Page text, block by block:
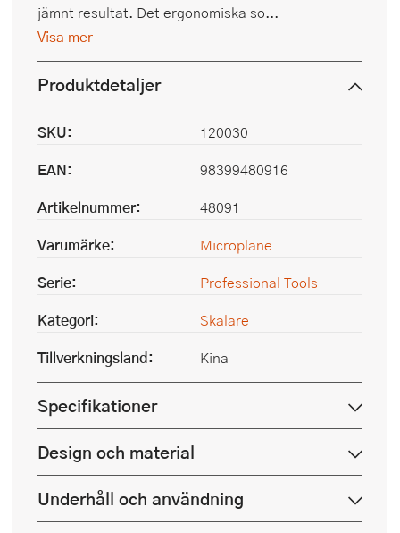
jämnt resultat. Det ergonomiska so...
Visa mer
Produktdetaljer
SKU:
120030
EAN:
98399480916
Artikelnummer:
48091
Varumärke:
Microplane
Serie:
Professional Tools
Kategori:
Skalare
Tillverkningsland:
Kina
Specifikationer
Design och material
Underhåll och användning